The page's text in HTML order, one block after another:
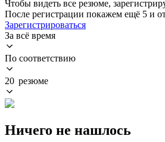
Чтобы видеть все резюме,
После регистрации покажем ещё 5 и
Зарегистрироваться
За всё время
По соответствию
20 резюме
Ничего не нашлось